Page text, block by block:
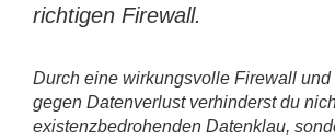
richtigen Firewall.
Durch eine wirkungsvolle Firewall und
gegen Datenverlust verhinderst du
existenzbedrohenden Datenklau,